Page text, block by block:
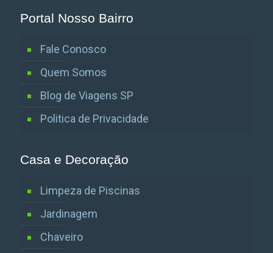
Portal Nosso Bairro
Fale Conosco
Quem Somos
Blog de Viagens SP
Politica de Privacidade
Casa e Decoração
Limpeza de Piscinas
Jardinagem
Chaveiro